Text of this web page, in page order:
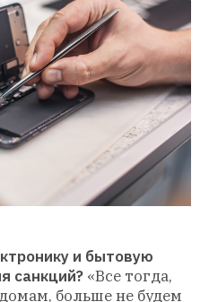
и бытовую
санкций? «Все тогда,
больше не будем